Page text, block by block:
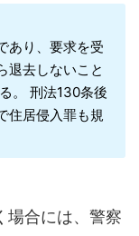
あり、要求を受
退去しないこと
。 刑法130条後
住居侵入罪も規
場合には、警察